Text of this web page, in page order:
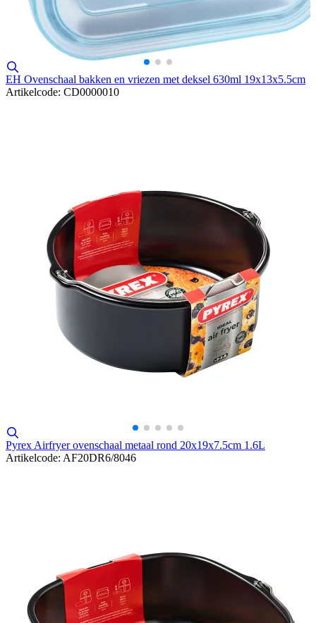
EH Ovenschaal bakken en vriezen met deksel 630ml 19x13x5.5cm
Artikelcode: CD0000010
Pyrex Airfryer ovenschaal metaal rond 20x19x7.5cm 1.6L
Artikelcode: AF20DR6/8046